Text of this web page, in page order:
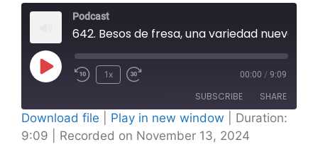
Podcast
642. Besos de fresa, una variedad nueva
Play
1x 00:00 / 9:09
SUBSCRIBE SHARE
SHARE
Download file Play in new window
Duration:
9:09
Recorded on November 13, 2024